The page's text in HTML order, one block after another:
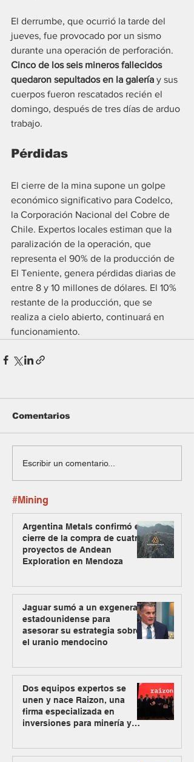
El derrumbe, que ocurrió la tarde del
jueves, fue provocado por un sismo
durante una operación de perforación.
Cinco de los seis mineros fallecidos
quedaron sepultados en la galería y sus
cuerpos fueron rescatados recién el
domingo, después de tres días de arduo
trabajo.
Pérdidas
El cierre de la mina supone un golpe
económico significativo para Codelco,
la Corporación Nacional del Cobre de
Chile. Expertos locales estiman que la
paralización de la operación, que
representa el 90% de la producción de
El Teniente, genera pérdidas diarias de
entre 8 y 10 millones de dólares. El 10%
restante de la producción, que se
realiza a cielo abierto, continuará en
funcionamiento.
Comentarios
Escribir un comentario...
#Mining
Argentina Metals confirmó el
cierre de la compra de cuatro
proyectos de Andean
Exploration en Mendoza
Jaguar sumó a un exgeneral
estadounidense para
asesorar su estrategia sobre
el uranio mendocino
Dos equipos expertos se
unen y nace Raizon, una
firma especializada en
inversiones para minería y